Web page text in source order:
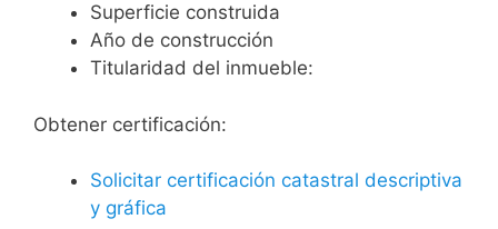
Superficie construida
Año de construcción
Titularidad del inmueble:
Obtener certificación:
Solicitar certificación catastral descriptiva
y gráfica